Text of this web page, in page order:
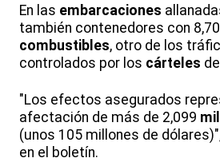
En las embarcaciones
también contenedores con
combustibles, otro de los
controlados por los cárteles del
"Los efectos asegurados
afectación de más de 2,099
(unos 105 millones de
en el boletín.